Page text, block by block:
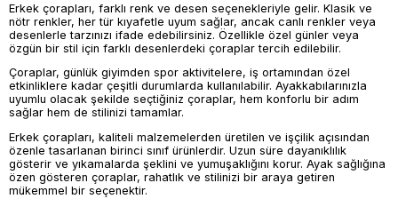
Erkek çorapları, farklı renk ve desen seçenekleriyle gelir. Klasik ve
nötr renkler, her tür kıyafetle uyum sağlar, ancak canlı renkler veya
desenlerle tarzınızı ifade edebilirsiniz. Özellikle özel günler veya
özgün bir stil için farklı desenlerdeki çoraplar tercih edilebilir.
Çoraplar, günlük giyimden spor aktivitelere, iş ortamından özel
etkinliklere kadar çeşitli durumlarda kullanılabilir. Ayakkabılarınızla
uyumlu olacak şekilde seçtiğiniz çoraplar, hem konforlu bir adım
sağlar hem de stilinizi tamamlar.
Erkek çorapları, kaliteli malzemelerden üretilen ve işçilik açısından
özenle tasarlanan birinci sınıf ürünlerdir. Uzun süre dayanıklılık
gösterir ve yıkamalarda şeklini ve yumuşaklığını korur. Ayak sağlığına
özen gösteren çoraplar, rahatlık ve stilinizi bir araya getiren
mükemmel bir seçenektir.